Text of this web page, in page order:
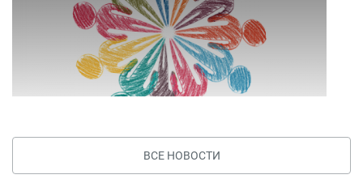
ВСЕ НОВОСТИ